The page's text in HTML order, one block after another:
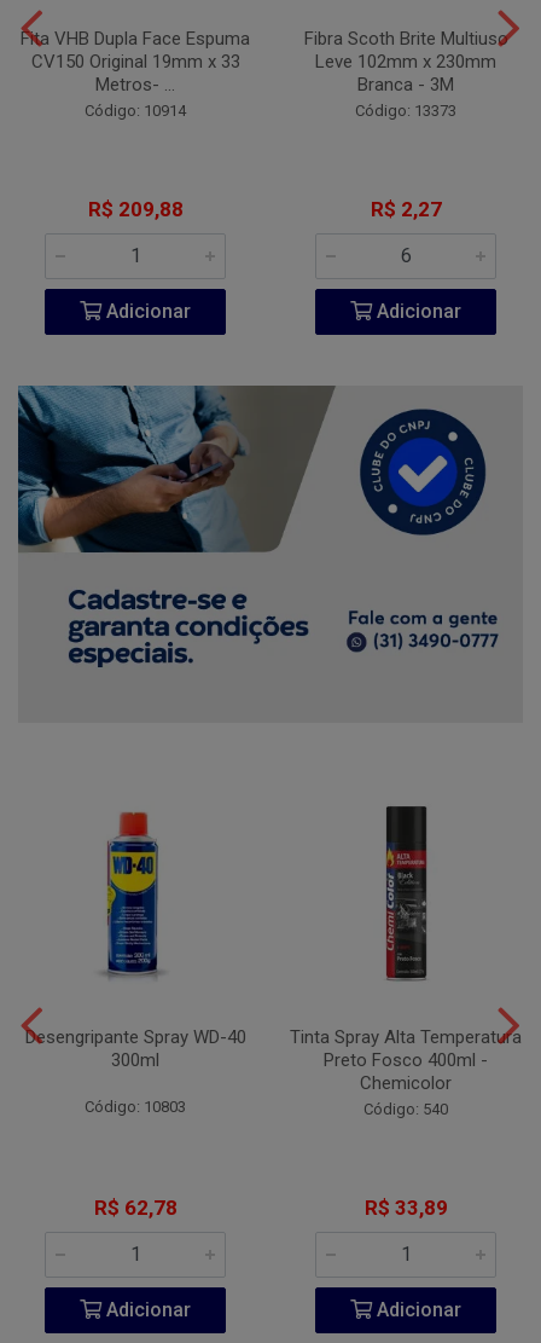
Fita VHB Dupla Face Espuma
CV150 Original 19mm x 33
Metros- ...
Código: 10914
R$ 209,88
Adicionar
Fibra Scoth Brite Multiuso
Leve 102mm x 230mm
Branca - 3M
Código: 13373
R$ 2,27
Adicionar
Desengripante Spray WD-40
300ml
Código: 10803
R$ 62,78
Adicionar
Tinta Spray Alta Temperatura
Preto Fosco 400ml -
Chemicolor
Código: 540
R$ 33,89
Adicionar